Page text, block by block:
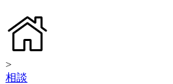
>
相談